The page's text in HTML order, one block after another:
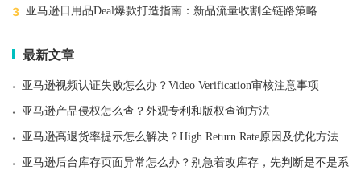
3 亚马逊日用品Deal爆款打造指南：新品流量收割全链路策略
最新文章
· 亚马逊视频认证失败怎么办？Video Verification审核注意事项
· 亚马逊产品侵权怎么查？外观专利和版权查询方法
· 亚马逊高退货率提示怎么解决？High Return Rate原因及优化方法
· 亚马逊后台库存页面异常怎么办？别急着改库存，先判断是不是系